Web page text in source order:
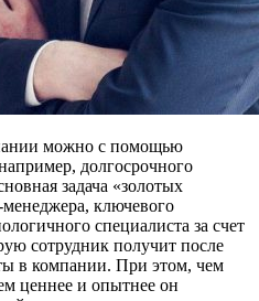
можно с помощью
долгосрочного
задача «золотых
ключевого
специалиста за счет
сотрудник получит после
в компании. При этом, чем
ценнее и опытнее он